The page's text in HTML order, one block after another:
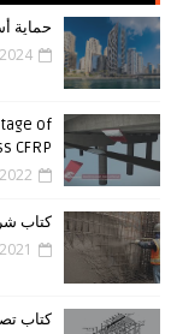
حماية
of
CFRP
كتاب
كتاب